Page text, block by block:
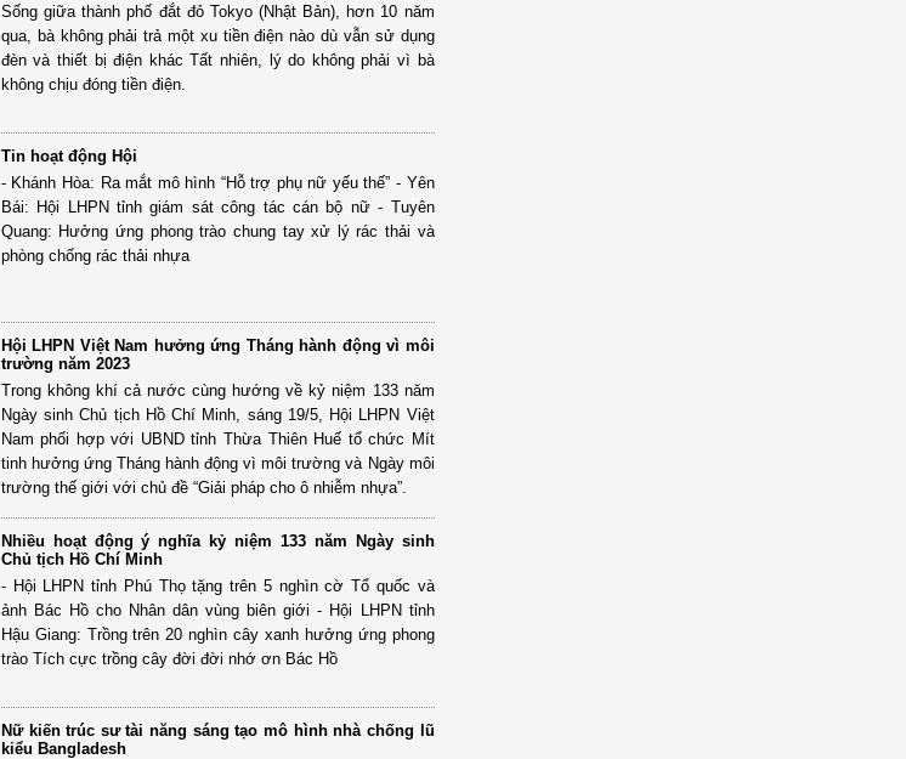
Sống giữa thành phố đắt đỏ Tokyo (Nhật Bản), hơn 10 năm
qua, bà không phải trả một xu tiền điện nào dù vẫn sử dụng
đèn và thiết bị điện khác Tất nhiên, lý do không phải vì bà
không chịu đóng tiền điện.
Tin hoạt động Hội
- Khánh Hòa: Ra mắt mô hình “Hỗ trợ phụ nữ yếu thế” - Yên
Bái: Hội LHPN tỉnh giám sát công tác cán bộ nữ - Tuyên
Quang: Hưởng ứng phong trào chung tay xử lý rác thải và
phòng chống rác thải nhựa
Hội LHPN Việt Nam hưởng ứng Tháng hành động vì môi
trường năm 2023
Trong không khí cả nước cùng hướng về kỷ niệm 133 năm
Ngày sinh Chủ tịch Hồ Chí Minh, sáng 19/5, Hội LHPN Việt
Nam phối hợp với UBND tỉnh Thừa Thiên Huế tổ chức Mít
tinh hưởng ứng Tháng hành động vì môi trường và Ngày môi
trường thế giới với chủ đề “Giải pháp cho ô nhiễm nhựa”.
Nhiều hoạt động ý nghĩa kỷ niệm 133 năm Ngày sinh
Chủ tịch Hồ Chí Minh
- Hội LHPN tỉnh Phú Thọ tặng trên 5 nghìn cờ Tổ quốc và
ảnh Bác Hồ cho Nhân dân vùng biên giới - Hội LHPN tỉnh
Hậu Giang: Trồng trên 20 nghìn cây xanh hưởng ứng phong
trào Tích cực trồng cây đời đời nhớ ơn Bác Hồ
Nữ kiến trúc sư tài năng sáng tạo mô hình nhà chống lũ
kiểu Bangladesh